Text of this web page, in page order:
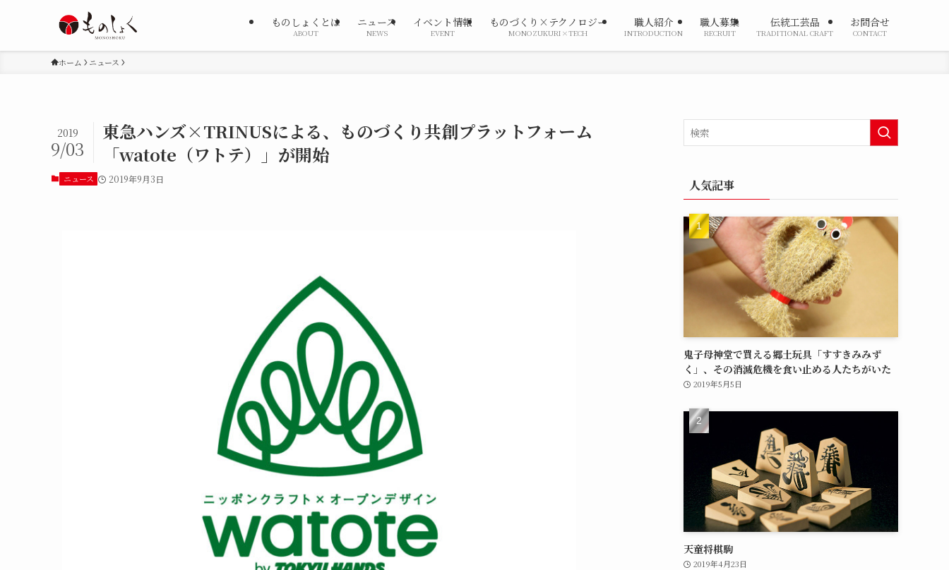
ものしょくとは
ABOUT
ニュース
NEWS
イベント情報
EVENT
ものづくり×テクノロジー
MONOZUKURI×TECH
職人紹介
INTRODUCTION
職人募集
RECRUIT
伝統工芸品
TRADITIONAL CRAFT
お問合せ
CONTACT
ホーム ニュース
東急ハンズ×TRINUSによる、ものづくり共創プラットフォーム
「watote（ワトテ）」が開始
2019
9/03
ニュース 2019年9月3日 人気記事
鬼子母神堂で買える郷土玩具「すすきみみず
く」、その消滅危機を食い止める人たちがいた
2019年5月5日
天童将棋駒
2019年4月23日